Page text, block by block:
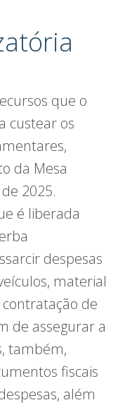
que o
custear os
da Mesa
2025.
é liberada
despesas
material
de
de assegurar a
também,
fiscais
além